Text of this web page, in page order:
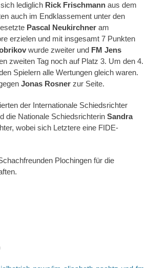
lediglich Rick Frischmann aus dem
auch im Endklassement unter den
Pascal Neukirchner am
erzielen und mit insgesamt 7 Punkten
wurde zweiter und FM Jens
zweiten Tag noch auf Platz 3. Um den 4.
Spielern alle Wertungen gleich waren.
Jonas Rosner zur Seite.
der Internationale Schiedsrichter
die Nationale Schiedsrichterin Sandra
wobei sich Letztere eine FIDE-
Plochingen für die